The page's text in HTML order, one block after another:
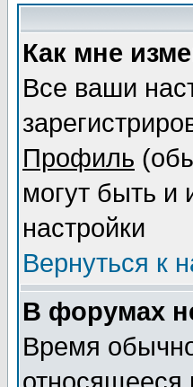
Как мне
Все ваши
Профиль
могут быть и
настройки
Вернуться к
В форумах
Время